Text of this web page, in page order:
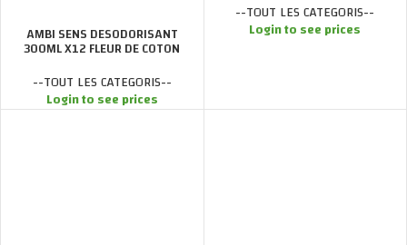
AMBI SENS DESODORISANT
300ML X12 FLEUR DE COTON
--TOUT LES CATEGORIS--
Login to see prices
--TOUT LES CATEGORIS--
Login to see prices